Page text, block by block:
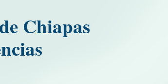
Chiapas